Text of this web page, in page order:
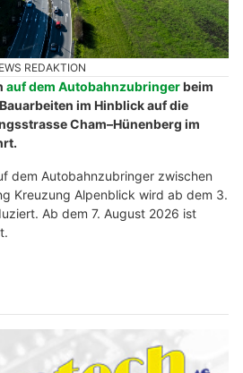
REDAKTION
auf dem Autobahnzubringerbeim
im Hinblick auf die
Cham–Hünenberg im
dem Autobahnzubringer zwischen
Kreuzung Alpenblick wird ab dem 3.
Ab dem 7. August 2026 ist